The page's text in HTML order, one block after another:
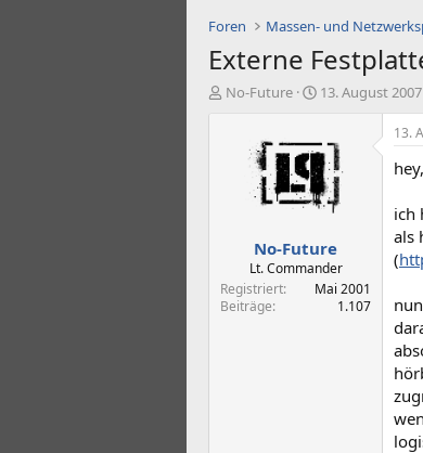
Foren Massen- und
Externe
E
No-Future
E
t
e
l
l
a
m
13. August 2007
No-Future
Lt. Commander
Registriert
Mai 2001
Beiträge
1.107
13.
hey,
ich
als
(